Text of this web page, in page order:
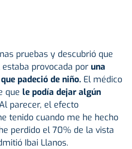
pruebas y descubrió que
provocada por una
padeció de niño. El médico
que le podía dejar algún
parecer, el efecto
tenido cuando me he hecho
perdido el 70% de la vista
Ibai Llanos.